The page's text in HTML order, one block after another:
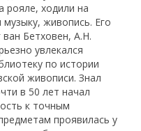
рояле, ходили на
живопись. Его
Бетховен, А.Н.
увлекался
по истории
живописи. Знал
в 50 лет начал
к точным
проявилась у